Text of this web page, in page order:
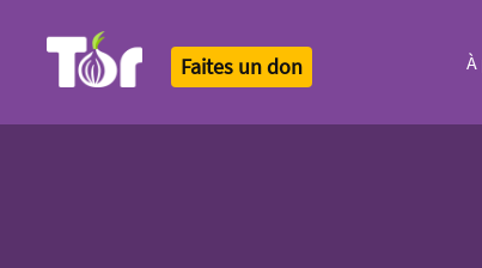
Faites un don